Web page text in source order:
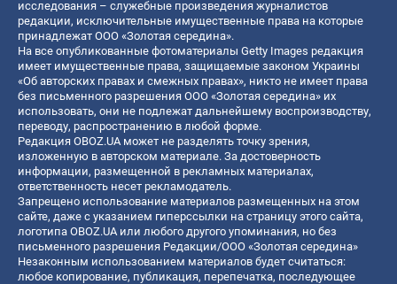
исследования – служебные произведения журналистов
редакции, исключительные имущественные права на которые
принадлежат ООО «Золотая середина».
На все опубликованные фотоматериалы Getty Images редакция
имеет имущественные права, защищаемые законом Украины
«Об авторских правах и смежных правах», никто не имеет права
без письменного разрешения ООО «Золотая середина» их
использовать, они не подлежат дальнейшему воспроизводству,
переводу, распространению в любой форме.
Редакция OBOZ.UA может не разделять точку зрения,
изложенную в авторском материале. За достоверность
информации, размещенной в рекламных материалах,
ответственность несет рекламодатель.
Запрещено использование материалов размещенных на этом
сайте, даже с указанием гиперссылки на страницу этого сайта,
логотипа OBOZ.UA или любого другого упоминания, но без
письменного разрешения Редакции/ООО «Золотая середина»
Незаконным использованием материалов будет считаться:
любое копирование, публикация, перепечатка, последующее